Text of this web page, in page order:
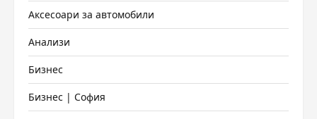
Аксесоари за автомобили
Анализи
Бизнес
Бизнес | София